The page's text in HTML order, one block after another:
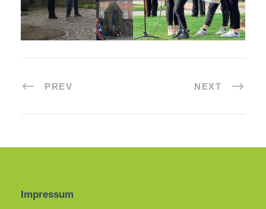
PREV NEXT
Impressum